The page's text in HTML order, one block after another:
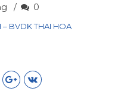
0
BVDK THAI HOA